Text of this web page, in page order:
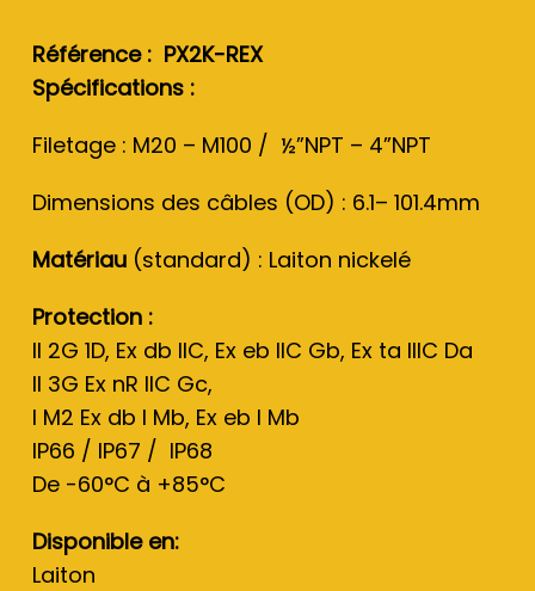
Référence : PX2K-REX
Spécifications :
Filetage : M20 – M100 / ½”NPT – 4”NPT
Dimensions des câbles (OD) : 6.1– 101.4mm
Matériau (standard) : Laiton nickelé
Protection :
II 2G 1D, Ex db IIC, Ex eb IIC Gb, Ex ta IIIC Da
II 3G Ex nR IIC Gc,
I M2 Ex db I Mb, Ex eb I Mb
IP66 / IP67 / IP68
De -60°C à +85°C
Disponible en:
Laiton